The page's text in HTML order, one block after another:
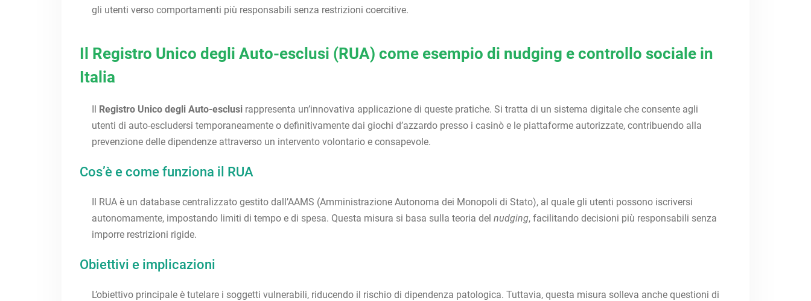
gli utenti verso comportamenti più responsabili senza restrizioni coercitive.
Il Registro Unico degli Auto-esclusi (RUA) come esempio di nudging e controllo sociale in
Italia
Il Registro Unico degli Auto-esclusi rappresenta un’innovativa applicazione di queste pratiche. Si tratta di un sistema digitale che consente agli
utenti di auto-escludersi temporaneamente o definitivamente dai giochi d’azzardo presso i casinò e le piattaforme autorizzate, contribuendo alla
prevenzione delle dipendenze attraverso un intervento volontario e consapevole.
Cos’è e come funziona il RUA
Il RUA è un database centralizzato gestito dall’AAMS (Amministrazione Autonoma dei Monopoli di Stato), al quale gli utenti possono iscriversi
autonomamente, impostando limiti di tempo e di spesa. Questa misura si basa sulla teoria del nudging, facilitando decisioni più responsabili senza
imporre restrizioni rigide.
Obiettivi e implicazioni
L’obiettivo principale è tutelare i soggetti vulnerabili, riducendo il rischio di dipendenza patologica. Tuttavia, questa misura solleva anche questioni di